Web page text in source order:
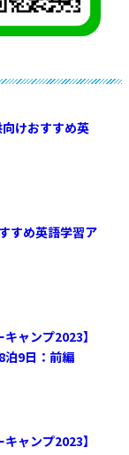
けおすすめ英
すめ英語学習ア
ャンプ2023】
泊9日：前編
ャンプ2023】